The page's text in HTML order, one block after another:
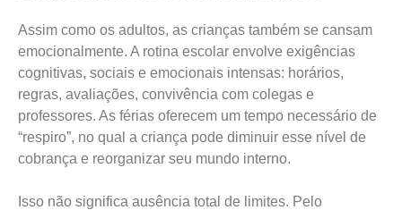
Assim como os adultos, as crianças também se cansam
emocionalmente. A rotina escolar envolve exigências
cognitivas, sociais e emocionais intensas: horários,
regras, avaliações, convivência com colegas e
professores. As férias oferecem um tempo necessário de
“respiro”, no qual a criança pode diminuir esse nível de
cobrança e reorganizar seu mundo interno.
Isso não significa ausência total de limites. Pelo